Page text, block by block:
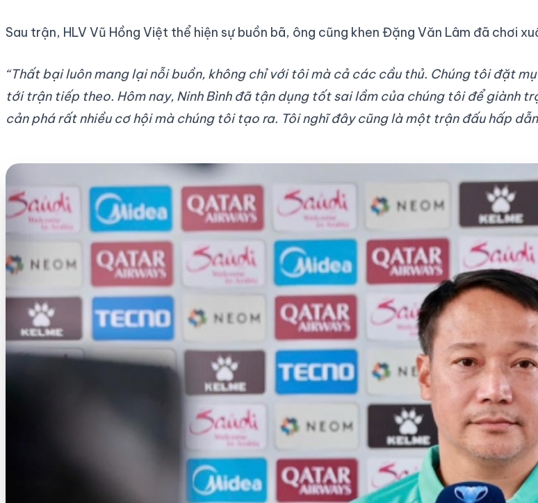
Sau trận, HLV Vũ Hồng Việt thể hiện sự buồn bã, ông cũng khen Đặng Văn Lâm đã chơi
“Thất bại luôn mang lại nỗi buồn, không chỉ với tôi mà cả các cầu thủ. Chúng tôi đặt
tới trận tiếp theo. Hôm nay, Ninh Bình đã tận dụng tốt sai lầm của chúng tôi để giành
cản phá rất nhiều cơ hội mà chúng tôi tạo ra. Tôi nghĩ đây cũng là một trận đấu hấp